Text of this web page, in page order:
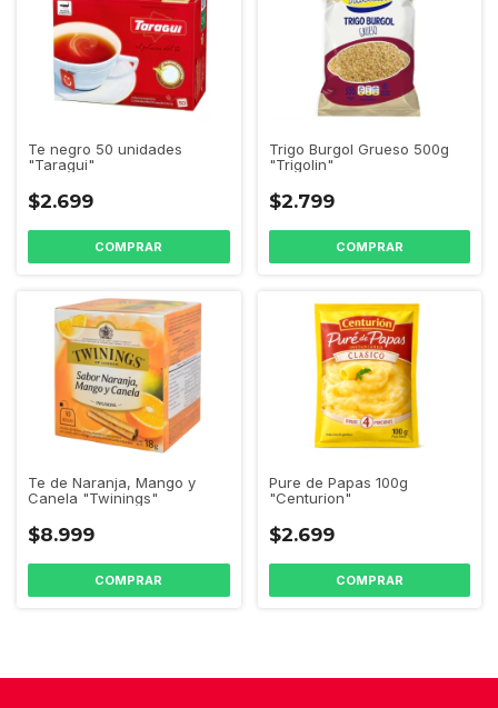
Te negro 50 unidades
"Taragui"
$2.699
Trigo Burgol Grueso 500g
"Trigolin"
$2.799
Te de Naranja, Mango y
Canela "Twinings"
$8.999
Pure de Papas 100g
"Centurion"
$2.699